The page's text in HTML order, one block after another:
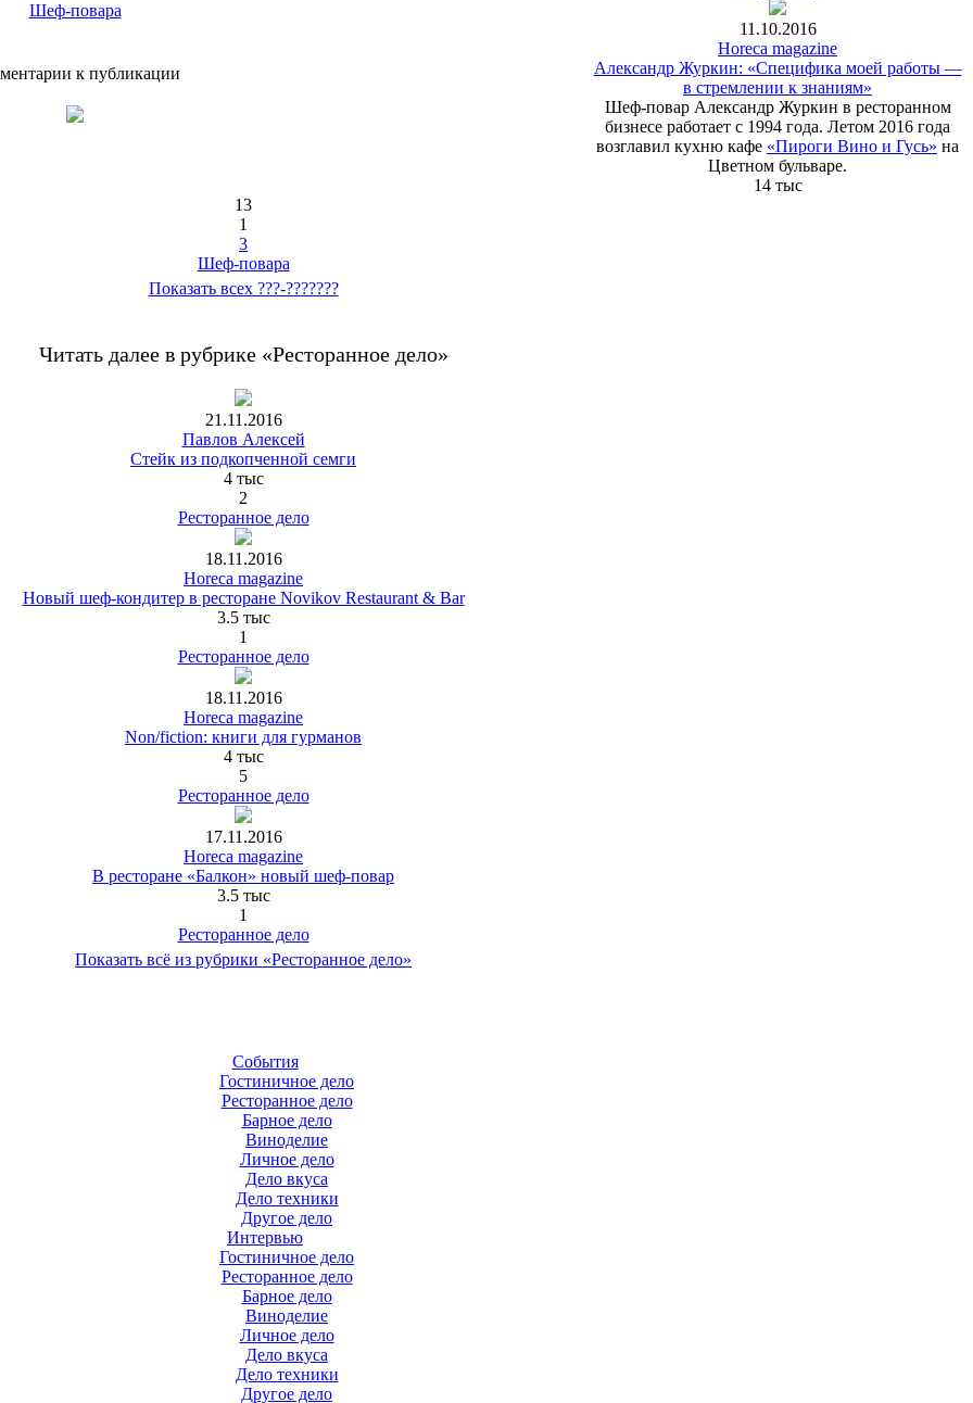
Шеф-повара
к публикации
11.10.2016
Horeca magazine
Александр Журкин: «Специфика моей работы ―
в стремлении к знаниям»
Шеф-повар Александр Журкин в ресторанном
бизнесе работает с 1994 года. Летом 2016 года
возглавил кухню кафе «Пироги Вино и Гусь» на
Цветном бульваре.
14 тыс
13
1
3
Шеф-повара
Показать всех ???-???????
Читать далее в рубрике «Ресторанное дело»
21.11.2016
Павлов Алексей
Стейк из подкопченной семги
4 тыс
2
Ресторанное дело
18.11.2016
Horeca magazine
Новый шеф-кондитер в ресторане Novikov Restaurant & Bar
3.5 тыс
1
Ресторанное дело
18.11.2016
Horeca magazine
Non/fiction: книги для гурманов
4 тыс
5
Ресторанное дело
17.11.2016
Horeca magazine
В ресторане «Балкон» новый шеф-повар
3.5 тыс
1
Ресторанное дело
Показать всё из рубрики «Ресторанное дело»
События
Гостиничное дело
Ресторанное дело
Барное дело
Виноделие
Личное дело
Дело вкуса
Дело техники
Другое дело
Интервью
Гостиничное дело
Ресторанное дело
Барное дело
Виноделие
Личное дело
Дело вкуса
Дело техники
Другое дело